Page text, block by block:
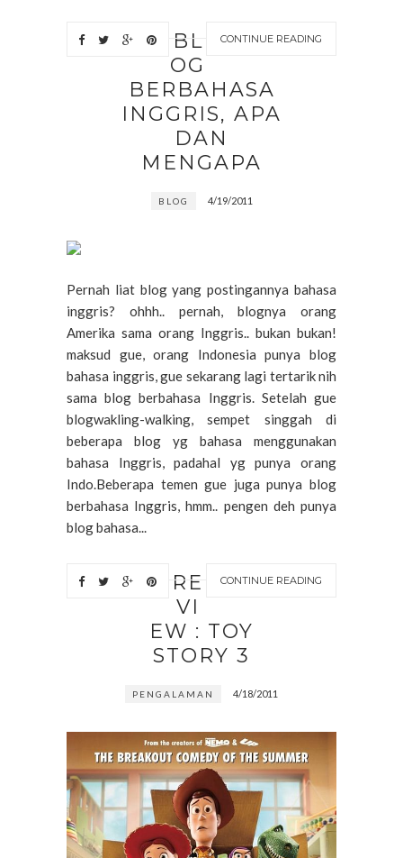
CONTINUE READING
BL
OG
BERBAHASA
INGGRIS, APA
DAN
MENGAPA
BLOG 4/19/2011
Pernah liat blog yang postingannya bahasa
inggris? ohhh.. pernah, blognya orang
Amerika sama orang Inggris.. bukan bukan!
maksud gue, orang Indonesia punya blog
bahasa inggris, gue sekarang lagi tertarik nih
sama blog berbahasa Inggris. Setelah gue
blogwakling-walking, sempet singgah di
beberapa blog yg bahasa menggunakan
bahasa Inggris, padahal yg punya orang
Indo.Beberapa temen gue juga punya blog
berbahasa Inggris, hmm.. pengen deh punya
blog bahasa...
CONTINUE READING
RE
VI
EW : TOY
STORY 3
PENGALAMAN 4/18/2011